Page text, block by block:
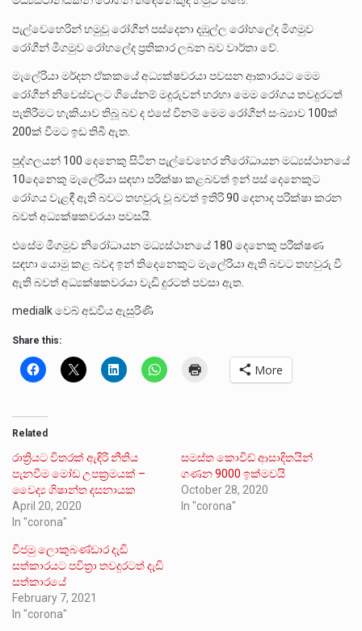
පැල්වෙහෙරින් හමුවූ රෝගීන් පස්දෙනා දඹුල්ල රෝහලේද මිගමුව
රෝගීන් මීගමුව රෝහලේද ප්‍රතිකාර ලබන බව වාර්තා වේ.
මැලේරියා මර්දන ඒකකයේ අධ්‍යක්ෂවරයා පවසන ආකාරයට මෙම
රෝගීන් නිවෙස්වලට ගියේනම් මදුරුවන් හරහා මෙම රෝගය තවදුරටත්
පැතිරීමට හැකියාව තිබූ බව ද එසේ වීනම් මෙම රෝගීන් සංඛ්‍යාව 100ක්
200ක් වීමට ඉඩ තිබී ඇත.
පුද්ගලයන් 100 දෙනෙකු සිටින පැල්වෙහෙර නිරෝධායන මධ්‍යස්ථානයේ
10දෙනෙකු මැලේරියා සඳහා පරික්ෂා කළබවත් ඉන් පස් දෙනෙකුට
රෝගය වැළඳී ඇති බවට තහවුරු වූ බවත් ඉතිරි 90 දෙනාද පරික්ෂා කරන
බවත් අධ්‍යක්ෂකවරයා පවසයි.
එසේම මීගමුව නිරෝධායන මධ්‍යස්ථානයේ 180 දෙනෙකු පරීක්ෂණ
සඳහා යොමු කළ බවද ඉන් තිදෙනෙකුට මැලේරියා ඇති බවට තහවුරු වී
ඇති බවත් අධ්‍යක්ෂකවරයා වැඩි දුරටත් පවසා ඇත.
medialk වෙබ් අඩවිය ඇසුරිණි
Share this:
More
Related
රාත්‍රියට විතරක් ඇඳිරි නීතිය
පැනවීම මෝඩ උපක්‍රමයක් –
වෛද්‍ය ගිෂාන්ත දසනායක
April 20, 2020
In "corona"
සමස්ත කොවිඩ් ආසාදිතයින්
ගණන 9000 ඉක්මවයි
October 28, 2020
In "corona"
විජමු ලොකුබණ්ඩාර දැඩි
සත්කාරයට පවිත්‍රා තවදුරටත් දැඩි
සත්කාරයේ
February 7, 2021
In "corona"